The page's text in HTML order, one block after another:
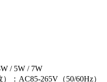
/ 5W / 7W
：AC85-265V（50/60Hz）